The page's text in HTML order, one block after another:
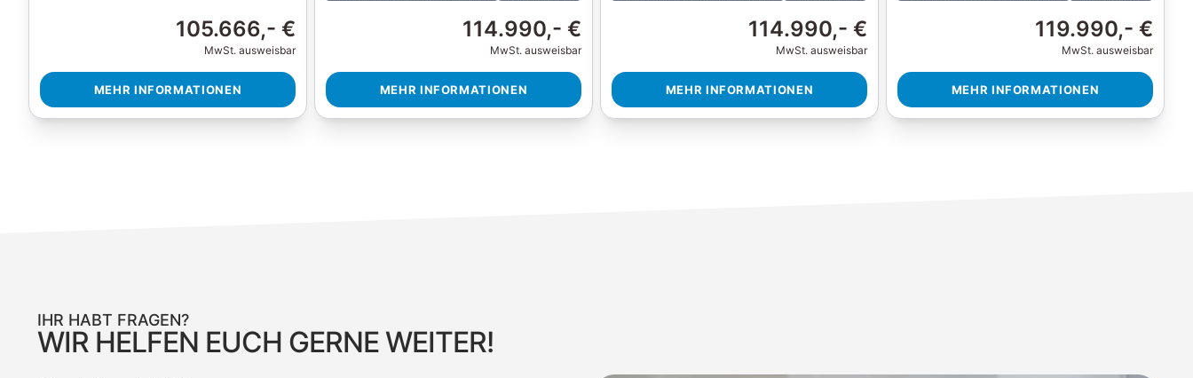
105.666,- €
MwSt. ausweisbar
MEHR INFORMATIONEN
114.990,- €
MwSt. ausweisbar
MEHR INFORMATIONEN
114.990,- €
MwSt. ausweisbar
MEHR INFORMATIONEN
119.990,- €
MwSt. ausweisbar
MEHR INFORMATIONEN
IHR HABT FRAGEN?
WIR HELFEN EUCH GERNE WEITER!